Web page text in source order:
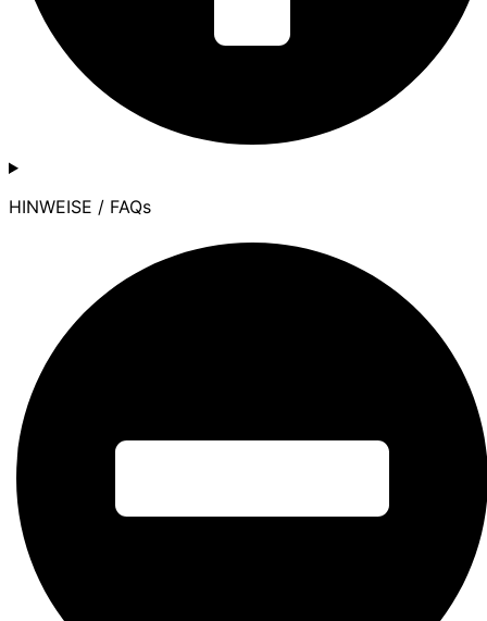
HINWEISE / FAQs